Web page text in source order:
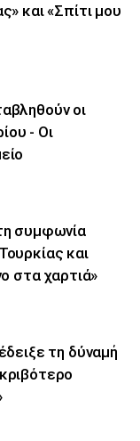
και «Σπίτι μου
οι
- Οι
συμφωνία
και
στα χαρτιά»
τη δύναμή